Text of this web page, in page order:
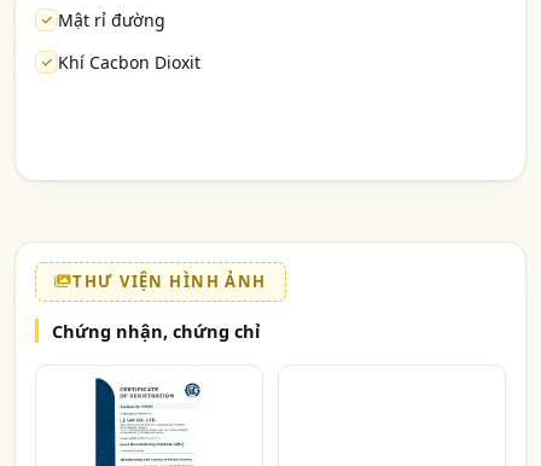
Mật rỉ đường
Khí Cacbon Dioxit
THƯ VIỆN HÌNH ẢNH
Chứng nhận, chứng chỉ